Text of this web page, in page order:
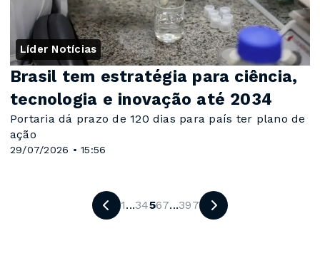
Líder Notícias
29/07/2026 • 15:56
Brasil tem estratégia para ciência,
tecnologia e inovação até 2034
Portaria dá prazo de 120 dias para país ter plano de
ação
1...34567...397